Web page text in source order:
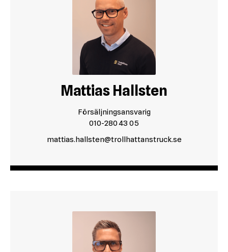
Mattias Hallsten
Försäljningsansvarig
010-280 43 05
mattias.hallsten@trollhattanstruck.se